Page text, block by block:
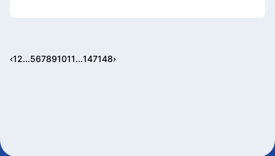
‹12...567891011...147148›